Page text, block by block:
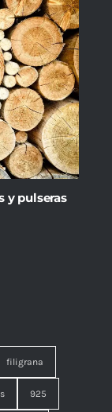
y pulseras
filigrana
925